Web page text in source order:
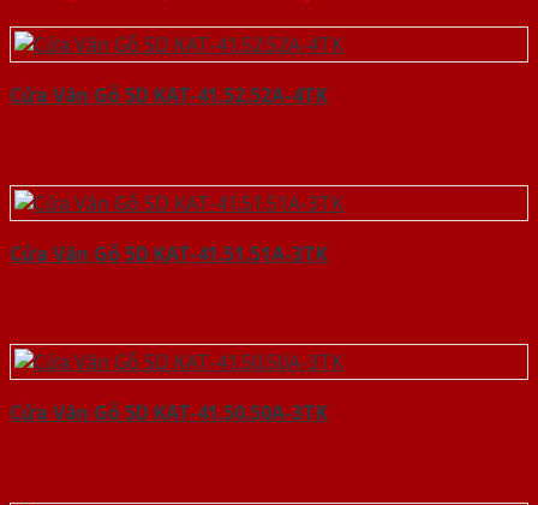
Cửa Vân Gỗ 5D KAT-41.52.52A-4TK
Cửa Vân Gỗ 5D KAT-41.51.51A-3TK
Cửa Vân Gỗ 5D KAT-41.50.50A-3TK